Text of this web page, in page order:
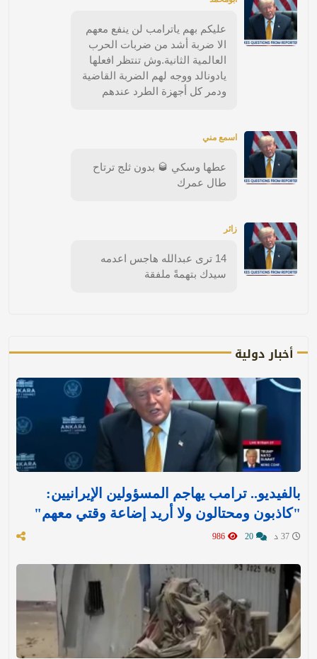
عليكم بهم ياترامب لن ينفع معهم
الا ضربة أشد من ضربات الحرب
العالمية الثانية.وش تنتظر افعلها
يادونالد ووجه لهم الضربة القاضية
ودمر كل أجهزة الطرد عندهم
اسمع مني
عطها وسكي 🥃 بدون ثلج ترتاح
طال عمرك
زائر
14 ترى عبدالله هاجس اعدمه
سيدك بتهمةً ملفقة
أخبار دولية
بالفيديو.. ترامب يهاجم المسؤولين الإيرانيين:
"كاذبون ومحتالون ولا أريد إضاعة وقتي معهم"